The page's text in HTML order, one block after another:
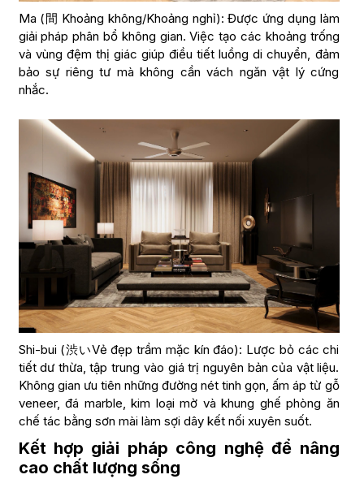
Ma (間 Khoảng không/Khoảng nghỉ): Được ứng dụng làm
giải pháp phân bổ không gian. Việc tạo các khoảng trống
và vùng đệm thị giác giúp điều tiết luồng di chuyển, đảm
bảo sự riêng tư mà không cần vách ngăn vật lý cứng
nhắc.
Shi-bui (渋いVẻ đẹp trầm mặc kín đáo): Lược bỏ các chi
tiết dư thừa, tập trung vào giá trị nguyên bản của vật liệu.
Không gian ưu tiên những đường nét tinh gọn, ấm áp từ gỗ
veneer, đá marble, kim loại mờ và khung ghế phòng ăn
chế tác bằng sơn mài làm sợi dây kết nối xuyên suốt.
Kết hợp giải pháp công nghệ để nâng
cao chất lượng sống